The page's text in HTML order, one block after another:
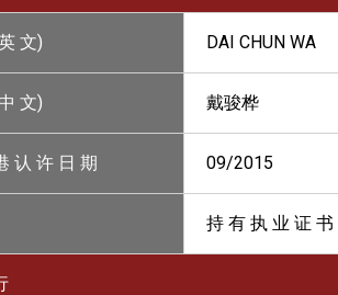
文) DAI CHUN WA
文) 戴骏桦
认 许 日 期 09/2015
持 有 执 业 证 书